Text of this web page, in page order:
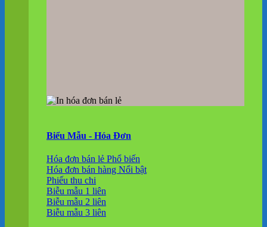
Biểu Mẫu - Hóa Đơn
Hóa đơn bán lẻ
Hóa đơn bán hàng
Phiếu thu chi
Biễu mẫu 1 liên
Biễu mẫu 2 liên
Biễu mẫu 3 liên